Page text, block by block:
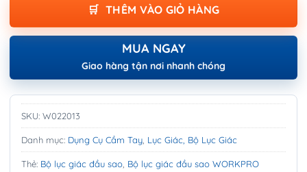
THÊM VÀO GIỎ HÀNG
MUA NGAY
Giao hàng tận nơi nhanh chóng
SKU: W022013
Danh mục: Dụng Cụ Cầm Tay Lục Giác, Bộ Lục Giác
Thẻ: Bộ lục giác đầu sao Bộ lục giác đầu sao WORKPRO